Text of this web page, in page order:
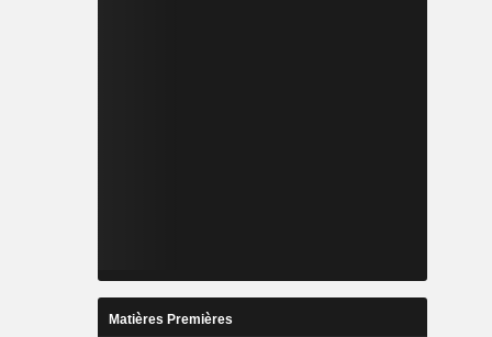
Matières Premières